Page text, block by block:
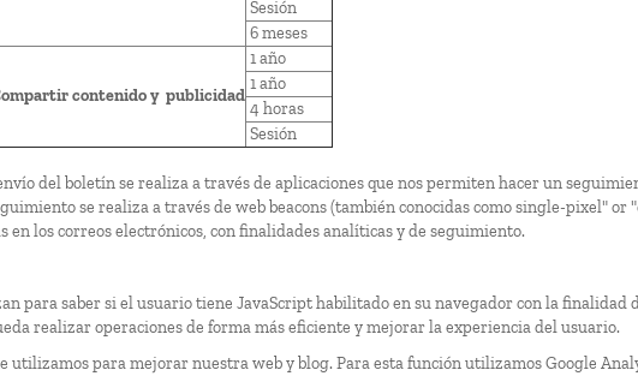
Sesión
6 meses
contenido y publicidad
1 año
1 año
4 horas
Sesión
del boletín se realiza a través de aplicaciones que nos permiten hacer un
se realiza a través de web beacons (también conocidas como single-pixel" or
en los correos electrónicos, con finalidades analíticas y de seguimiento.
para saber si el usuario tiene JavaScript habilitado en su navegador con la finalidad
realizar operaciones de forma más eficiente y mejorar la experiencia del usuario.
utilizamos para mejorar nuestra web y blog. Para esta función utilizamos Google